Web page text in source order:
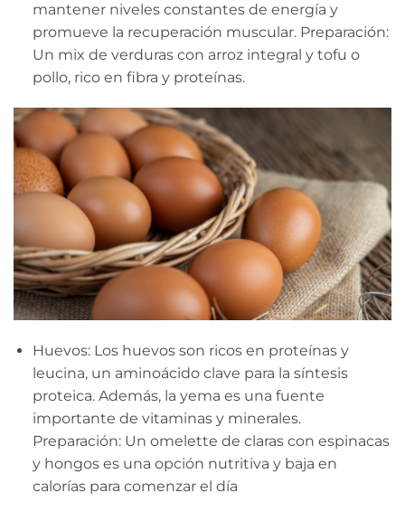
mantener niveles constantes de energía y
promueve la recuperación muscular. Preparación:
Un mix de verduras con arroz integral y tofu o
pollo, rico en fibra y proteínas.
Huevos: Los huevos son ricos en proteínas y
leucina, un aminoácido clave para la síntesis
proteica. Además, la yema es una fuente
importante de vitaminas y minerales.
Preparación: Un omelette de claras con espinacas
y hongos es una opción nutritiva y baja en
calorías para comenzar el día